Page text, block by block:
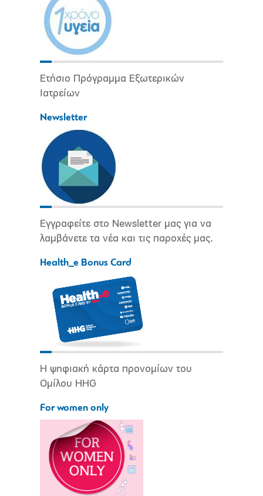
Ετήσιο Πρόγραμμα Εξωτερικών
Ιατρείων
Newsletter
Εγγραφείτε στο Newsletter μας για να
λαμβάνετε τα νέα και τις παροχές μας.
Health_e Bonus Card
Η ψηφιακή κάρτα προνομίων του
Ομίλου HHG
For women only